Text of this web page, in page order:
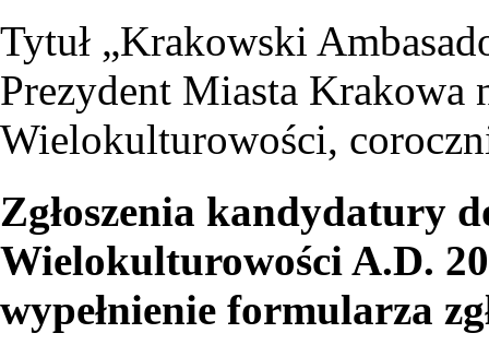
Tytuł „Krakowski
Prezydent Miasta Krakowa
Wielokulturowości,
Zgłoszenia kandydatury
Wielokulturowości A.D.
wypełnienie formularza